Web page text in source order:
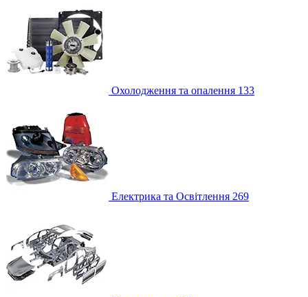
Охолодження та опалення 133
Електрика та Освітлення 269